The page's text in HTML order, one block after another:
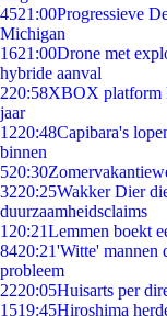
4521:00Progressieve
Michigan
1621:00Drone met
hybride aanval
220:58XBOX platform
jaar
1220:48Capibara's
binnen
520:30
3220:25Wakker Dier
duurzaamheidsclaims
1 20:21Lemmen boekt
8420:21'Witte' mannen
probleem
2220:05Huisarts per
1519:45Hiroshima